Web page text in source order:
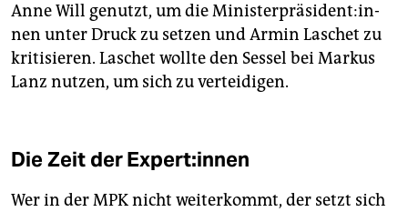
Anne Will genutzt, um die Mi­nis­ter­prä­si­den­t:in­
nen unter Druck zu setzen und Armin Laschet zu
kritisieren. Laschet wollte den Sessel bei Markus
Lanz nutzen, um sich zu verteidigen.
Die Zeit der Ex­per­t:in­nen
Wer in der MPK nicht weiterkommt, der setzt sich